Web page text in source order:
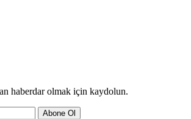
haberdar olmak için kaydolun.
Abone Ol